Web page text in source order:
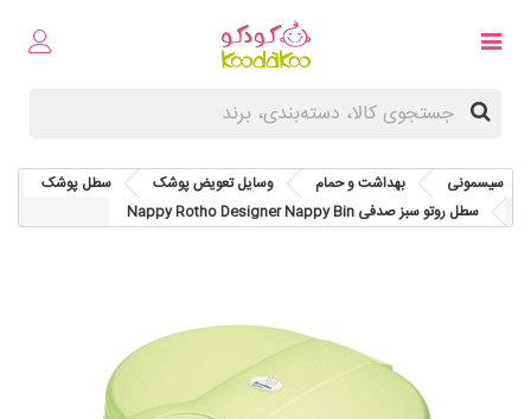
سیسمونی بهداشت و حمام وسایل تعویض پوشک
سطل پوشک
سطل روتو سبز صدفی Nappy Rotho Designer Nappy Bin